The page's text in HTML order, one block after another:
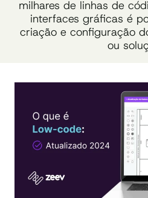
milhares de linhas de
interfaces gráficas é
criação e configuração
ou